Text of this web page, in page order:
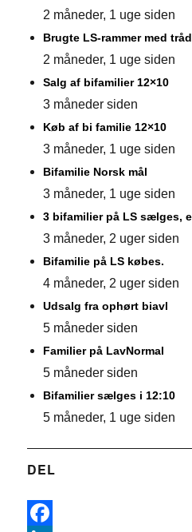
2 måneder, 1 uge siden
Brugte LS-rammer med
2 måneder, 1 uge siden
Salg af bifamilier 12×10
3 måneder siden
Køb af bi familie 12×10
3 måneder, 1 uge siden
Bifamilie Norsk mål
3 måneder, 1 uge siden
3 bifamilier på LS sælges,
3 måneder, 2 uger siden
Bifamilie på LS købes.
4 måneder, 2 uger siden
Udsalg fra ophørt biavl
5 måneder siden
Familier på LavNormal
5 måneder siden
Bifamilier sælges i 12:10
5 måneder, 1 uge siden
DEL